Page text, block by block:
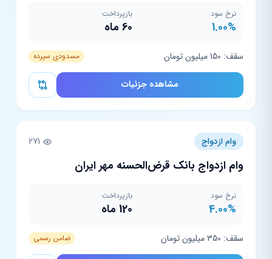
نرخ سود
1.00%
بازپرداخت
60 ماه
سقف: 150 میلیون تومان مسدودی سپرده
مشاهده جزئیات
وام ازدواج
وام ازدواج بانک قرض‌الحسنه مهر ایران
نرخ سود
4.00%
بازپرداخت
120 ماه
سقف: 350 میلیون تومان ضامن رسمی